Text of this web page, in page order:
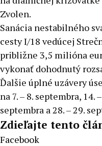
Zvolen.
Sanácia nestabilného
cesty I/18 vedúcej
približne 3,5 milióna
vykonať dohodnutý
Ďalšie úplné uzávery
na 7. – 8. septembra, 14.
septembra a 28. – 29.
Zdieľajte tento
Facebook